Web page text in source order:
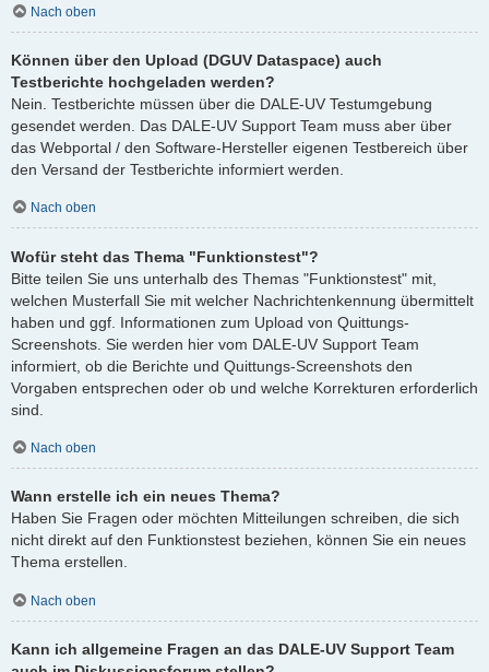
Nach oben
Können über den Upload (DGUV Dataspace) auch
Testberichte hochgeladen werden?
Nein. Testberichte müssen über die DALE-UV Testumgebung
gesendet werden. Das DALE-UV Support Team muss aber über
das Webportal / den Software-Hersteller eigenen Testbereich über
den Versand der Testberichte informiert werden.
Nach oben
Wofür steht das Thema "Funktionstest"?
Bitte teilen Sie uns unterhalb des Themas "Funktionstest" mit,
welchen Musterfall Sie mit welcher Nachrichtenkennung übermittelt
haben und ggf. Informationen zum Upload von Quittungs-
Screenshots. Sie werden hier vom DALE-UV Support Team
informiert, ob die Berichte und Quittungs-Screenshots den
Vorgaben entsprechen oder ob und welche Korrekturen erforderlich
sind.
Nach oben
Wann erstelle ich ein neues Thema?
Haben Sie Fragen oder möchten Mitteilungen schreiben, die sich
nicht direkt auf den Funktionstest beziehen, können Sie ein neues
Thema erstellen.
Nach oben
Kann ich allgemeine Fragen an das DALE-UV Support Team